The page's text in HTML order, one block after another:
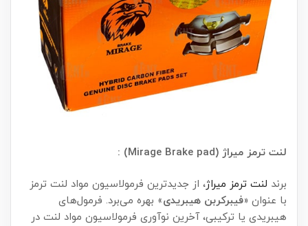
لنت ترمز میراژ (Mirage Brake pad) :
برند لنت ترمز میراژ، از جدیدترین فرمولاسیون مواد لنت ترمز
با عنوان «فیبرکربن هیبریدی» بهره می‌برد. فرمول‌های
هیبریدی یا ترکیبی، آخرین نوآوری فرمولاسیون مواد لنت در